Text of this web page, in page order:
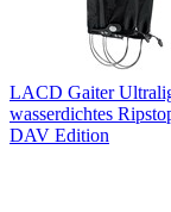
LACD Gaiter
wasserdichtes
DAV Edition